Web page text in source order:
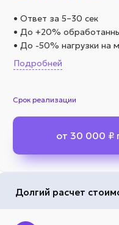
• Ответ за 5–30 сек
• До +20%
• До -50% нагрузки на
Подробней
Срок реализации
от 30 000 ₽
Долгий расчет